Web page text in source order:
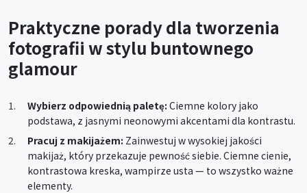
Praktyczne porady dla tworzenia
fotografii w stylu buntownego
glamour
Wybierz odpowiednią paletę: Ciemne kolory jako
podstawa, z jasnymi neonowymi akcentami dla kontrastu.
Pracuj z makijażem: Zainwestuj w wysokiej jakości
makijaż, który przekazuje pewność siebie. Ciemne cienie,
kontrastowa kreska, wampirze usta — to wszystko ważne
elementy.